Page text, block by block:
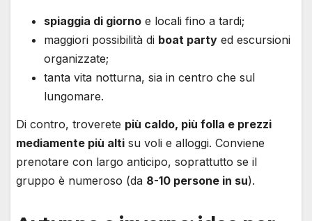
spiaggia di giorno e locali fino a tardi;
maggiori possibilità di boat party ed escursioni
organizzate;
tanta vita notturna, sia in centro che sul
lungomare.
Di contro, troverete più caldo, più folla e prezzi
mediamente più alti su voli e alloggi. Conviene
prenotare con largo anticipo, soprattutto se il
gruppo è numeroso (da 8-10 persone in su).